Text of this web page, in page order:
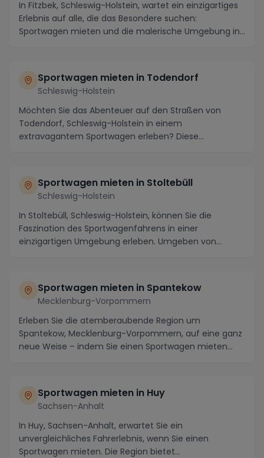
In Fitzbek, Schleswig-Holstein, wartet ein einzigartiges
Erlebnis auf alle, die das Besondere suchen:
Sportwagen mieten und die malerische Umgebung in...
Sportwagen mieten in Todendorf
Schleswig-Holstein
Möchten Sie das Abenteuer auf den Straßen von
Todendorf, Schleswig-Holstein in einem
extravagantem Sportwagen erleben? Diese
Sportwagen mieten in Stoltebüll
Schleswig-Holstein
In Stoltebüll, Schleswig-Holstein, können Sie die
Faszination des Sportwagenfahrens in einer
einzigartigen Umgebung erleben. Umgeben von
Sportwagen mieten in Spantekow
Mecklenburg-Vorpommern
Erleben Sie die atemberaubende Region um
Spantekow, Mecklenburg-Vorpommern, auf eine ganz
neue Weise – indem Sie einen Sportwagen mieten
Sportwagen mieten in Huy
Sachsen-Anhalt
In Huy, Sachsen-Anhalt, erwartet Sie ein
unvergleichliches Fahrerlebnis, wenn Sie einen
Sportwagen mieten. Die Region bietet